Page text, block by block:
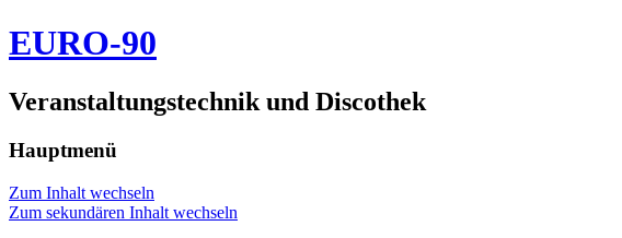
EURO-90
Veranstaltungstechnik und Discothek
Hauptmenü
Zum Inhalt wechseln
Zum sekundären Inhalt wechseln